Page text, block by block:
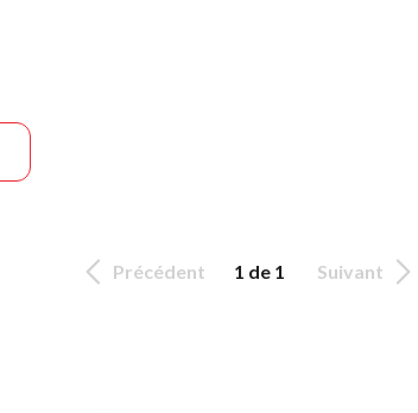
Précédent 1 de 1 Suivant